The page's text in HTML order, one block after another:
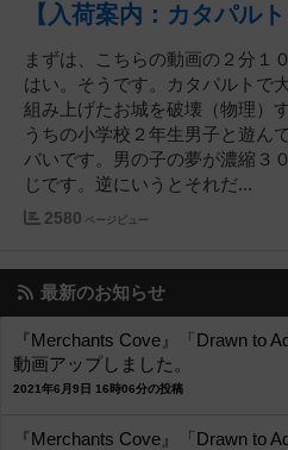
【入荷案内：カタパル
まずは、こちらの動画の２分１
はい。そうです。カタパルトで
組み上げたお城を破壊（物理）
うちの小学校２年生男子と遊ん
バいです。男の子の夢が濃縮３
じです。逆にいうとそれだ...
2580 ページビュー
最新のお知らせ
『Merchants Cove』「Drawn to
動画アップしました。
2021年6月9日 16時06分の投稿
『Merchants Cove』「Drawn to